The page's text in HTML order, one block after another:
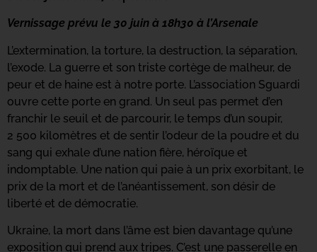
Vernissage prévu le 30 juin à 18h30 à l’Arsenale
L’extermination, la torture, la destruction, la séparation,
l’exode. La guerre et son triste cortège de malheur, de
peur et de haine est à notre porte. L’association Sguardi
ouvre cette porte en grand. Un seul pas permet d’en
franchir le seuil et de parcourir, le temps d’un soupir,
2 500 kilomètres et de sentir l’odeur de la poudre et du
sang qui exhale d’une nation fière, héroïque et
indomptable. Une nation qui paie à un prix exorbitant, le
prix de la mort et de l’anéantissement, son désir de
liberté et de démocratie.
Ukraine, la mort dans l’âme est bien davantage qu’une
exposition qui prend aux tripes. C’est une passerelle en